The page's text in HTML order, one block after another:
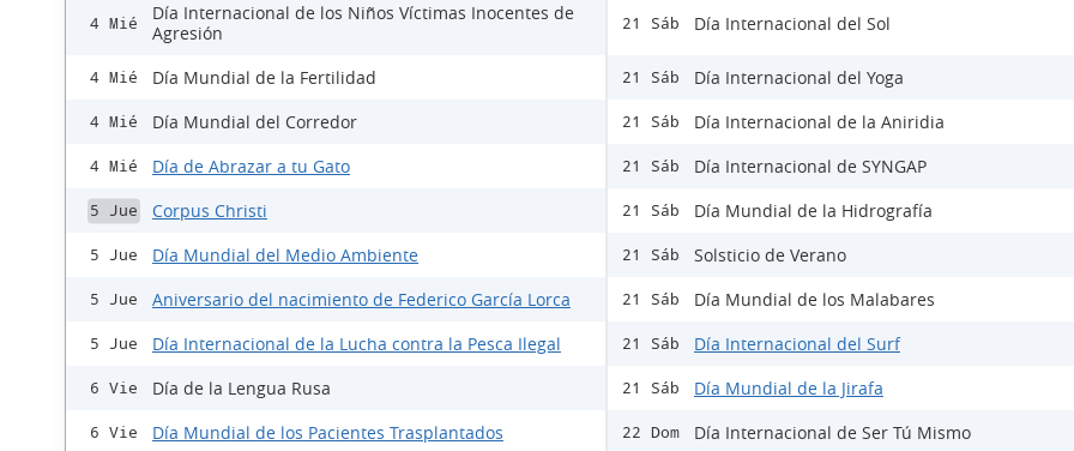
4 Mié
Día Internacional de los Niños Víctimas Inocentes de
Agresión
4 Mié Día Mundial de la Fertilidad
4 Mié Día Mundial del Corredor
4 Mié Día de Abrazar a tu Gato
5 Jue Corpus Christi
5 Jue Día Mundial del Medio Ambiente
5 Jue Aniversario del nacimiento de Federico García Lorca
5 Jue Día Internacional de la Lucha contra la Pesca Ilegal
6 Vie Día de la Lengua Rusa
6 Vie Día Mundial de los Pacientes Trasplantados
21 Sáb Día Internacional del Sol
21 Sáb Día Internacional del Yoga
21 Sáb Día Internacional de la Aniridia
21 Sáb Día Internacional de SYNGAP
21 Sáb Día Mundial de la Hidrografía
21 Sáb Solsticio de Verano
21 Sáb Día Mundial de los Malabares
21 Sáb Día Internacional del Surf
21 Sáb Día Mundial de la Jirafa
22 Dom Día Internacional de Ser Tú Mismo